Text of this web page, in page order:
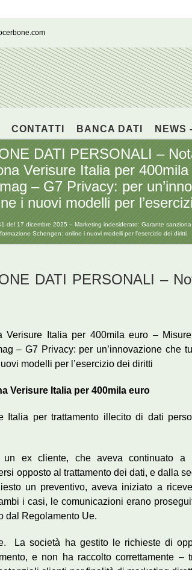
CONTATTI BANCA DATI NEWS
DATI PERSONALI –
Verisure Italia per
– G7 Privacy: per
i nuovi modelli per
del 17 dicembre 2025 – Marketing indesiderato: Garante
Schengen: online i nuovi modelli per l’esercizio dei diritti
DATI PERSONALI –
Verisure Italia per 400mila euro –
– G7 Privacy: per un’innovazione che
modelli per l’esercizio dei diritti
Verisure Italia per 400mila euro
Italia per trattamento illecito di dati
un ex cliente, che aveva continuato a
opposto al trattamento dei dati, e dalla
un preventivo, aveva iniziato a
i casi, le comunicazioni erano
dal Regolamento Ue.
La società ha gestito le richieste di
e non ha raccolto correttamente –